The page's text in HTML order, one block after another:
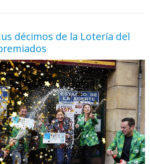
décimos de la Lotería del